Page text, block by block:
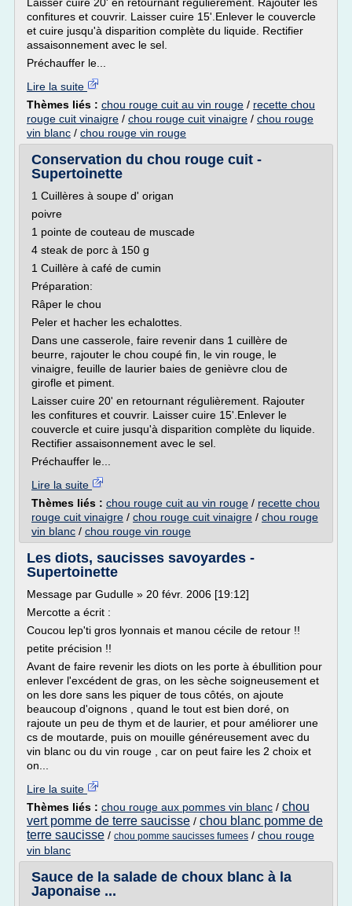
confitures et couvrir. Laisser cuire 15'.Enlever le couvercle
et cuire jusqu'à disparition complète du liquide. Rectifier
assaisonnement avec le sel.
Préchauffer le...
Lire la suite
Thèmes liés : chou rouge cuit au vin rouge / recette chou
rouge cuit vinaigre / chou rouge cuit vinaigre / chou rouge
vin blanc / chou rouge vin rouge
Conservation du chou rouge cuit -
Supertoinette
1 Cuillères à soupe d' origan
poivre
1 pointe de couteau de muscade
4 steak de porc à 150 g
1 Cuillère à café de cumin
Préparation:
Râper le chou
Peler et hacher les echalottes.
Dans une casserole, faire revenir dans 1 cuillère de
beurre, rajouter le chou coupé fin, le vin rouge, le
vinaigre, feuille de laurier baies de genièvre clou de
girofle et piment.
Laisser cuire 20' en retournant régulièrement. Rajouter
les confitures et couvrir. Laisser cuire 15'.Enlever le
couvercle et cuire jusqu'à disparition complète du liquide.
Rectifier assaisonnement avec le sel.
Préchauffer le...
Lire la suite
Thèmes liés : chou rouge cuit au vin rouge / recette chou
rouge cuit vinaigre / chou rouge cuit vinaigre / chou rouge
vin blanc / chou rouge vin rouge
Les diots, saucisses savoyardes -
Supertoinette
Message par Gudulle » 20 févr. 2006 [19:12]
Mercotte a écrit :
Coucou lep'ti gros lyonnais et manou cécile de retour !!
petite précision !!
Avant de faire revenir les diots on les porte à ébullition pour
enlever l'excédent de gras, on les sèche soigneusement et
on les dore sans les piquer de tous côtés, on ajoute
beaucoup d'oignons , quand le tout est bien doré, on
rajoute un peu de thym et de laurier, et pour améliorer une
cs de moutarde, puis on mouille généreusement avec du
vin blanc ou du vin rouge , car on peut faire les 2 choix et
on...
Lire la suite
Thèmes liés : chou rouge aux pommes vin blanc / chou
vert pomme de terre saucisse / chou blanc pomme de
terre saucisse / chou pomme saucisses fumees / chou rouge
vin blanc
Sauce de la salade de choux blanc à la
Japonaise ...